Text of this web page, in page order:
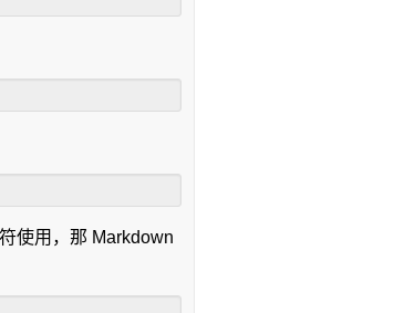
使用，那 Markdown